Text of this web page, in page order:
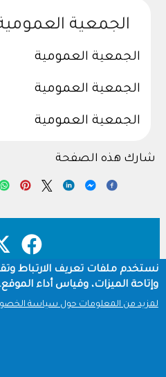
الجمعية
الجمعية العمومية
الجمعية العمومية
الجمعية العمومية
شارك هذه الصفحة
Footer حقوق النشر
شروط
نستخدم ملفات تعريف الارتباط
وإتاحة الميزات، وقياس أداء الموقع.
لمزيد من المعلومات حول سياسة